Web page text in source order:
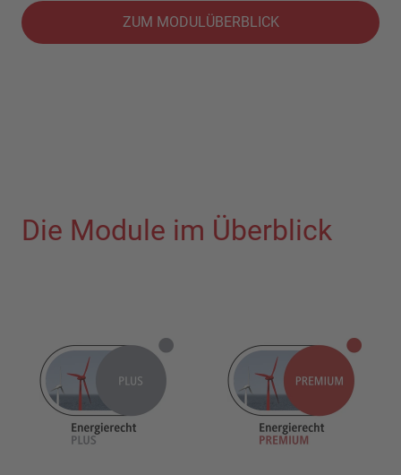
ZUM MODULÜBERBLICK
Die Module im Überblick